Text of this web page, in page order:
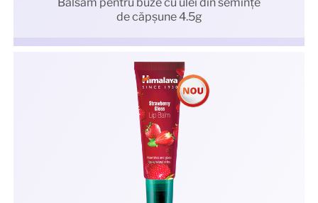
de căpșune 4.5g